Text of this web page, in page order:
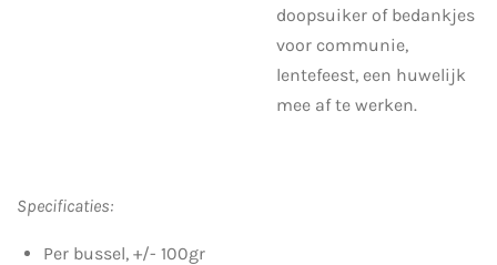
doopsuiker of bedankjes
voor communie,
lentefeest, een huwelijk
mee af te werken.
Specificaties:
Per bussel, +/- 100gr